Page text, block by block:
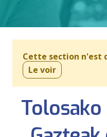
Cette section n'est
Le voir